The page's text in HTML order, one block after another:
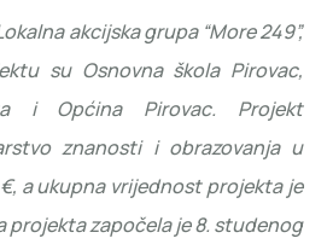
akcijska grupa “More 249”,
su Osnovna škola Pirovac,
i Općina Pirovac. Projekt
znanosti i obrazovanja u
€, a ukupna vrijednost projekta je
projekta započela je 8. studenog